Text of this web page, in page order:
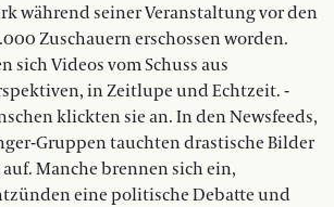
während seiner Ver­an­staltung vor den
Zuschauern erschossen worden.
sich Videos vom Schuss aus
in Zeitlupe und Echtzeit.
klickten sie an. In den Newsfeeds,
Gruppen tauchten drastische ­Bilder
Manche brennen sich ein,
eine politische ­Debatte und